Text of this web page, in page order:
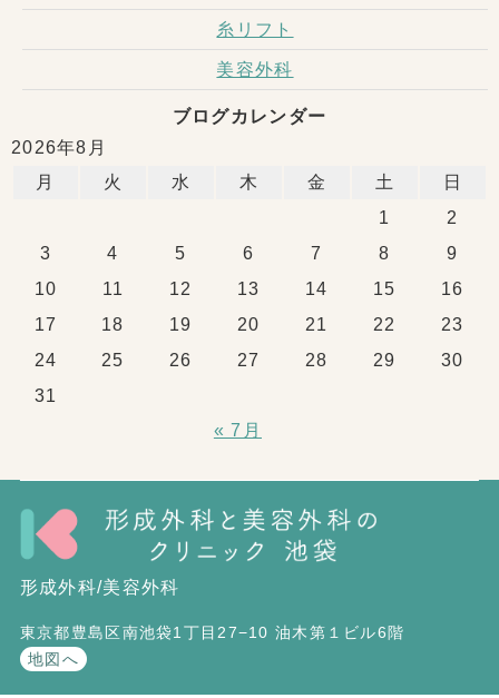
糸リフト
美容外科
ブログカレンダー
2026年8月
月
火 水 木 金 土
日
1
2
3
4 5 6 7 8
9
10
11 12 13 14 15
16
17
18 19 20 21 22
23
24
25 26 27 28 29
30
31
« 7月
形成外科/美容外科
東京都豊島区南池袋1丁目27−10 油木第１ビル6階
地図へ